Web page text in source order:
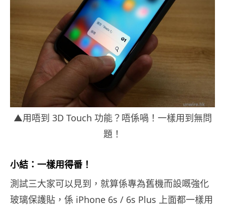
▲用唔到 3D Touch 功能？唔係喎！一樣用到無問
題！
小結：一樣用得番！
測試三大家可以見到，就算係專為舊機而設嘅強化
玻璃保護貼，係 iPhone 6s / 6s Plus 上面都一樣用